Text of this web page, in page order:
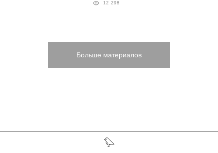
12 298
Больше материалов